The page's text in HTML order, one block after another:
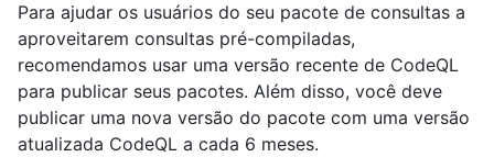
Para ajudar os usuários do seu pacote de consultas a
aproveitarem consultas pré-compiladas,
recomendamos usar uma versão recente de CodeQL
para publicar seus pacotes. Além disso, você deve
publicar uma nova versão do pacote com uma versão
atualizada CodeQL a cada 6 meses.